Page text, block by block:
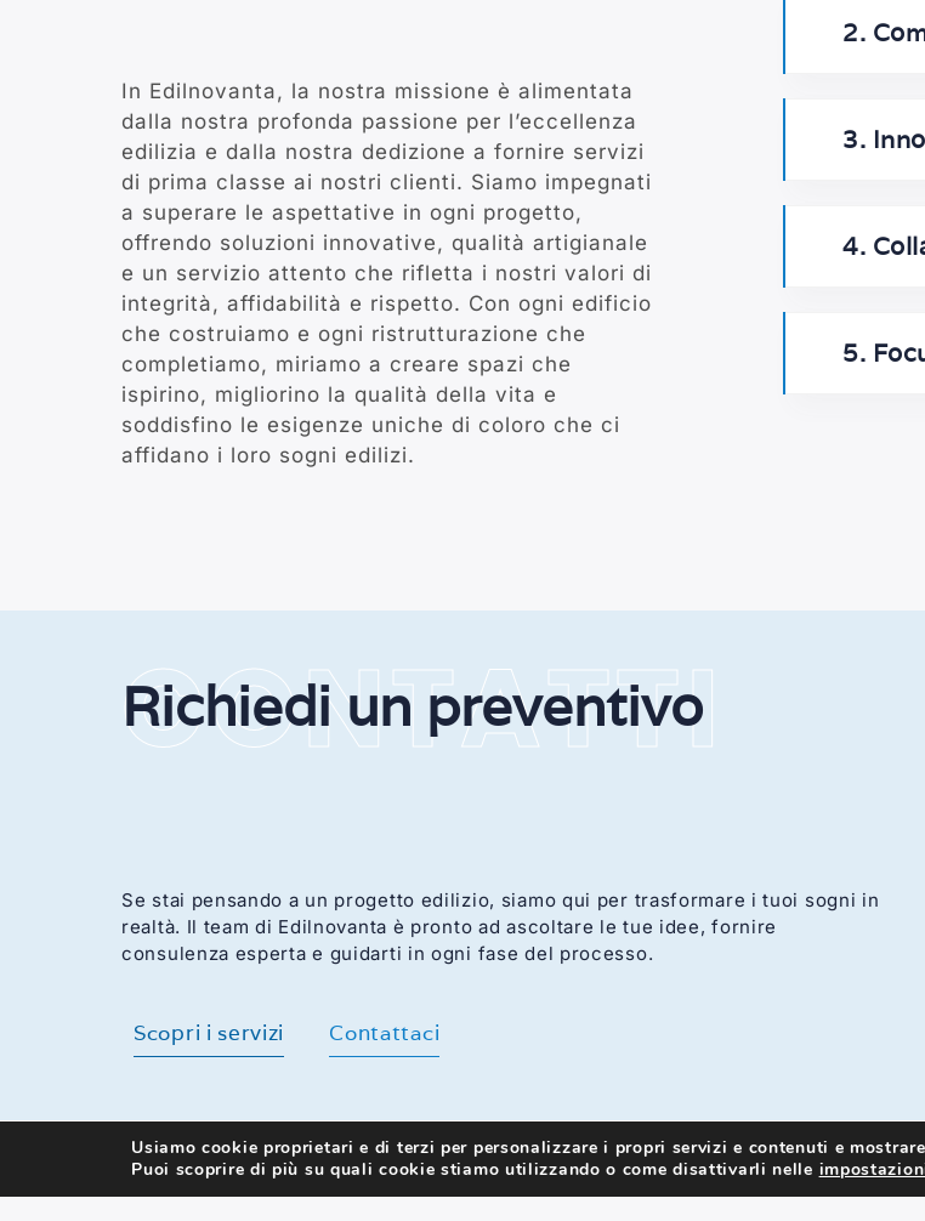
In Edilnovanta, la nostra missione è alimentata
dalla nostra profonda passione per l’eccellenza
edilizia e dalla nostra dedizione a fornire servizi
di prima classe ai nostri clienti. Siamo impegnati
a superare le aspettative in ogni progetto,
offrendo soluzioni innovative, qualità artigianale
e un servizio attento che rifletta i nostri valori di
integrità, affidabilità e rispetto. Con ogni edificio
che costruiamo e ogni ristrutturazione che
completiamo, miriamo a creare spazi che
ispirino, migliorino la qualità della vita e
soddisfino le esigenze uniche di coloro che ci
affidano i loro sogni edilizi.
2.
3.
4.
5.
CONTATTI
Richiedi un preventivo
Se stai pensando a un progetto edilizio, siamo qui per trasformare i tuoi sogni in
realtà. Il team di Edilnovanta è pronto ad ascoltare le tue idee, fornire
consulenza esperta e guidarti in ogni fase del processo.
Scopri i servizi Contattaci
Usiamo cookie proprietari e di terzi per personalizzare i propri servizi e contenuti e
Puoi scoprire di più su quali cookie stiamo utilizzando o come disattivarli nelle